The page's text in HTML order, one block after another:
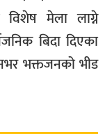
विशेष मेला लाग्ने
बिदा दिएका
भक्तजनको भीड